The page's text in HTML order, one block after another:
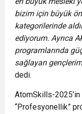
bizim için büyük
kategorilerinde
ediyorum. Ayrıca
programlarında
sağlayan
dedi.
AtomSkills-2025’in
“Profesyonellik”